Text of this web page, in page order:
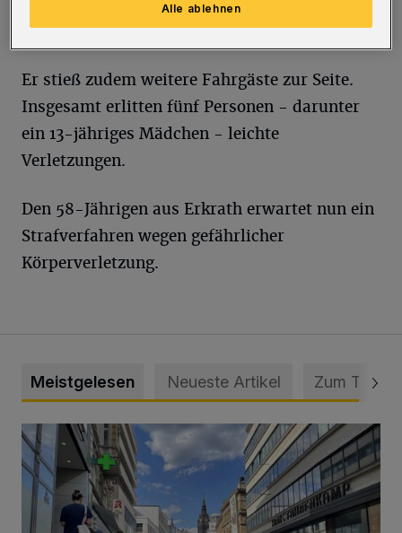
Er stieß zudem weitere Fahrgäste zur Seite.
Insgesamt erlitten fünf Personen - darunter
ein 13-jähriges Mädchen - leichte
Verletzungen.
Den 58-Jährigen aus Erkrath erwartet nun ein
Strafverfahren wegen gefährlicher
Körperverletzung.
Meistgelesen Neueste Artikel Zum Thema
Ein Unzustand und Skandal
Alle ablehnen